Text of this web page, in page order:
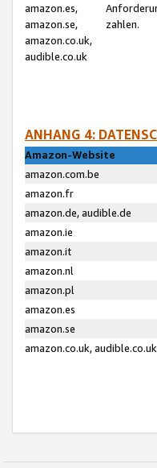
amazon.es,
amazon.se,
amazon.co.uk,
audible.co.uk
zahlen.
ANHANG 4:
Amazon-Website
amazon.com.be
amazon.fr
amazon.de, audible.de
amazon.ie
amazon.it
amazon.nl
amazon.pl
amazon.es
amazon.se
amazon.co.uk, audible.co.uk